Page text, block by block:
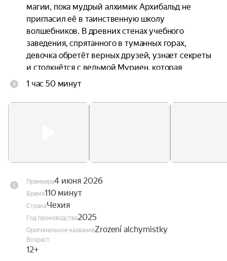
магии, пока мудрый алхимик Архибальд не
пригласил её в таинственную школу
волшебников. В древних стенах учебного
заведения, спрятанного в туманных горах,
девочка обретёт верных друзей, узнает секреты
и столкнётся с ведьмой Муриен, которая
охотится за магическим артефактом.
1 час 50 минут
Премьера4 июня 2026
Время110 минут
СтранаЧехия
Год производства2025
Оригинальное названиеZrození alchymistky
Возраст
12+